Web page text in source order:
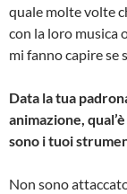
quale molte volte
con la loro musica
mi fanno capire se
Data la tua
animazione,
sono i tuoi
Non sono